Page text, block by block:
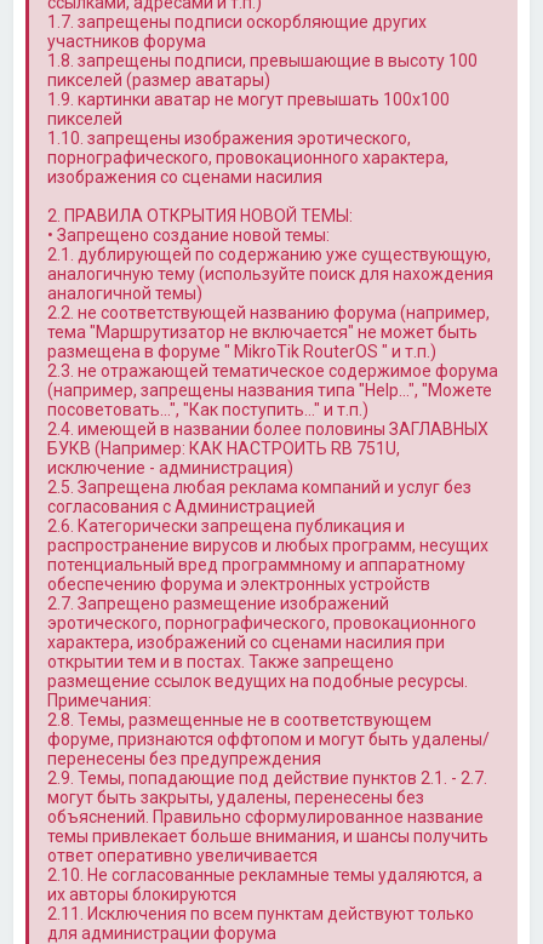
1.7. запрещены подписи оскорбляющие других
участников форума
1.8. запрещены подписи, превышающие в высоту 100
пикселей (размер аватары)
1.9. картинки аватар не могут превышать 100x100
пикселей
1.10. запрещены изображения эротического,
порнографического, провокационного характера,
изображения со сценами насилия
2. ПРАВИЛА ОТКРЫТИЯ НОВОЙ ТЕМЫ:
• Запрещено создание новой темы:
2.1. дублирующей по содержанию уже существующую,
аналогичную тему (используйте поиск для нахождения
аналогичной темы)
2.2. не соответствующей названию форума (например,
тема "Маршрутизатор не включается" не может быть
размещена в форуме " MikroTik RouterOS " и т.п.)
2.3. не отражающей тематическое содержимое форума
(например, запрещены названия типа "Help…", "Можете
посоветовать…", "Как поступить…" и т.п.)
2.4. имеющей в названии более половины ЗАГЛАВНЫХ
БУКВ (Например: КАК НАСТРОИТЬ RB 751U,
исключение - администрация)
2.5. Запрещена любая реклама компаний и услуг без
согласования с Администрацией
2.6. Категорически запрещена публикация и
распространение вирусов и любых программ, несущих
потенциальный вред программному и аппаратному
обеспечению форума и электронных устройств
2.7. Запрещено размещение изображений
эротического, порнографического, провокационного
характера, изображений со сценами насилия при
открытии тем и в постах. Также запрещено
размещение ссылок ведущих на подобные ресурсы.
Примечания:
2.8. Темы, размещенные не в соответствующем
форуме, признаются оффтопом и могут быть удалены/
перенесены без предупреждения
2.9. Темы, попадающие под действие пунктов 2.1. - 2.7.
могут быть закрыты, удалены, перенесены без
объяснений. Правильно сформулированное название
темы привлекает больше внимания, и шансы получить
ответ оперативно увеличивается
2.10. Не согласованные рекламные темы удаляются, а
их авторы блокируются
2.11. Исключения по всем пунктам действуют только
для администрации форума